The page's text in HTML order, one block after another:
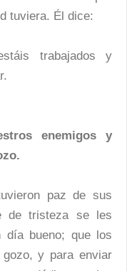
tuviera. Él dice:
trabajados y
enemigos y
paz de sus
de tristeza se les
bueno; que los
y para enviar